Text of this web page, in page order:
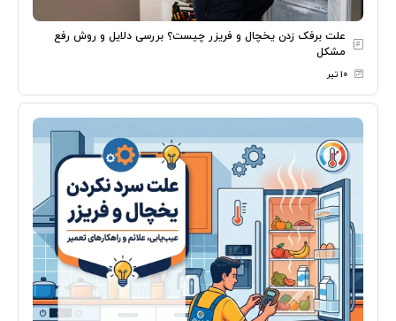
علت برفک زدن یخچال و فریزر چیست؟ بررسی دلایل و روش رفع
مشکل
۱۰ تیر